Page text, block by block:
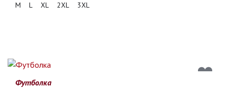
M L XL 2XL 3XL
Футболка